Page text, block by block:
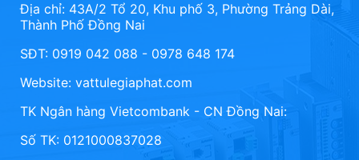
Địa chỉ: 43A/2 Tổ 20, Khu phố 3, Phường Trảng Dài,
Thành Phố Đồng Nai
SĐT: 0919 042 088 - 0978 648 174
Website: vattulegiaphat.com
TK Ngân hàng Vietcombank - CN Đồng Nai:
Số TK: 0121000837028